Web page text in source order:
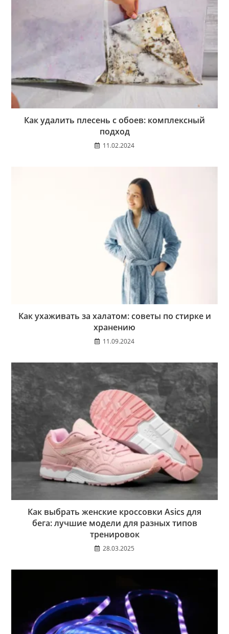
Как удалить плесень с обоев: комплексный
подход
11.02.2024
Как ухаживать за халатом: советы по стирке и
хранению
11.09.2024
Как выбрать женские кроссовки Asics для
бега: лучшие модели для разных типов
тренировок
28.03.2025